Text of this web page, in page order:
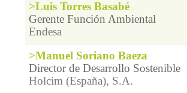
>Luis Torres Basabé
Gerente Función Ambiental
Endesa
>Manuel Soriano Baeza
Director de Desarrollo Sostenible
Holcim (España), S.A.